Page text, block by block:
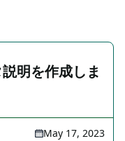
明を作成しま
May 17, 2023